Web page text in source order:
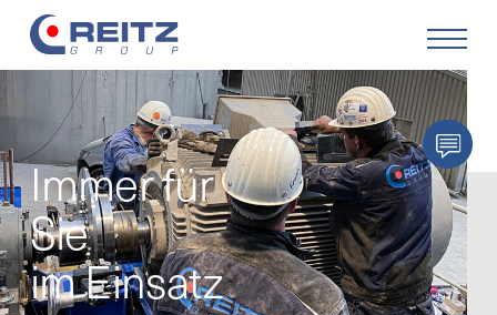
Produkte
Lösungen
Service
Immer für
Sie
im Einsatz